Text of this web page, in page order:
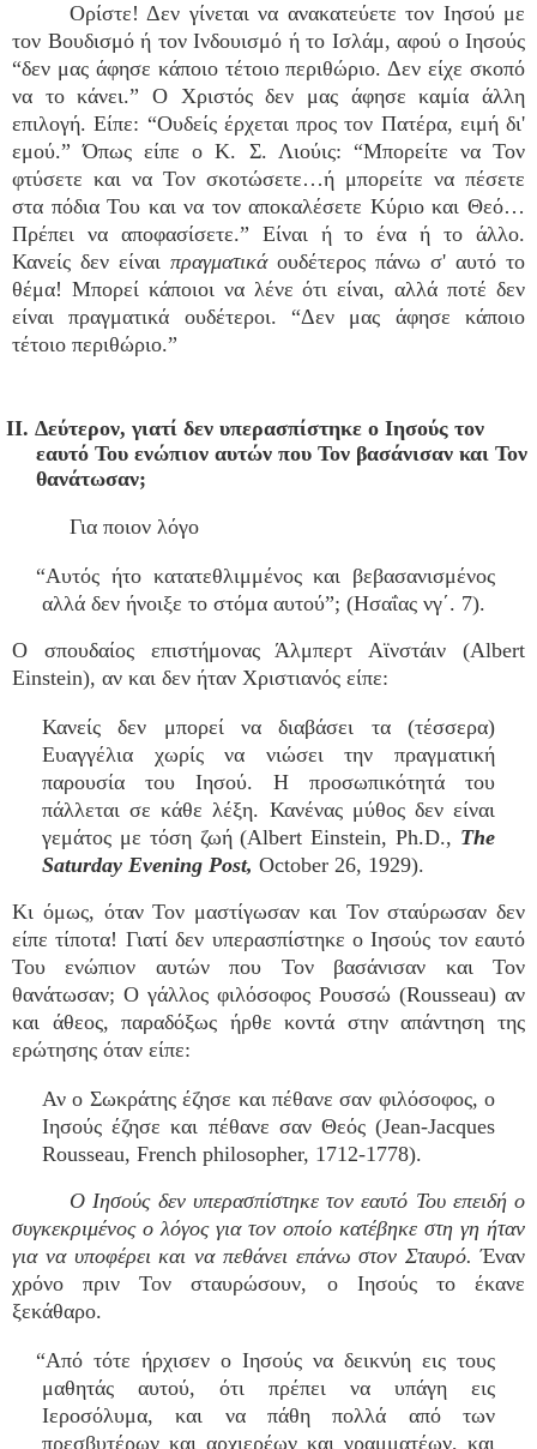
Ορίστε! Δεν γίνεται να ανακατεύετε τον Ιησού με
τον Βουδισμό ή τον Ινδουισμό ή το Ισλάμ, αφού ο Ιησούς
“δεν μας άφησε κάποιο τέτοιο περιθώριο. Δεν είχε σκοπό
να το κάνει.” Ο Χριστός δεν μας άφησε καμία άλλη
επιλογή. Είπε: “Ουδείς έρχεται προς τον Πατέρα, ειμή δι'
εμού.” Όπως είπε ο Κ. Σ. Λιούις: “Μπορείτε να Τον
φτύσετε και να Τον σκοτώσετε…ή μπορείτε να πέσετε
στα πόδια Του και να τον αποκαλέσετε Κύριο και Θεό…
Πρέπει να αποφασίσετε.” Είναι ή το ένα ή το άλλο.
Κανείς δεν είναι πραγματικάουδέτερος πάνω σ' αυτό το
θέμα! Μπορεί κάποιοι να λένε ότι είναι, αλλά ποτέ δεν
είναι πραγματικά ουδέτεροι. “Δεν μας άφησε κάποιο
τέτοιο περιθώριο.”
II. Δεύτερον, γιατί δεν υπερασπίστηκε ο Ιησούς τον
εαυτό Του ενώπιον αυτών που Τον βασάνισαν και Τον
θανάτωσαν;
Για ποιον λόγο
“Αυτός ήτο κατατεθλιμμένος και βεβασανισμένος
αλλά δεν ήνοιξε το στόμα αυτού”; (Ησαΐας νγ΄. 7).
Ο σπουδαίος επιστήμονας Άλμπερτ Αϊνστάιν (Albert
Einstein), αν και δεν ήταν Χριστιανός είπε:
Κανείς δεν μπορεί να διαβάσει τα (τέσσερα)
Ευαγγέλια χωρίς να νιώσει την πραγματική
παρουσία του Ιησού. Η προσωπικότητά του
πάλλεται σε κάθε λέξη. Κανένας μύθος δεν είναι
γεμάτος με τόση ζωή (Albert Einstein, Ph.D., The
Saturday Evening Post, October 26, 1929).
Κι όμως, όταν Τον μαστίγωσαν και Τον σταύρωσαν δεν
είπε τίποτα! Γιατί δεν υπερασπίστηκε ο Ιησούς τον εαυτό
Του ενώπιον αυτών που Τον βασάνισαν και Τον
θανάτωσαν; Ο γάλλος φιλόσοφος Ρουσσώ (Rousseau) αν
και άθεος, παραδόξως ήρθε κοντά στην απάντηση της
ερώτησης όταν είπε:
Αν ο Σωκράτης έζησε και πέθανε σαν φιλόσοφος, ο
Ιησούς έζησε και πέθανε σαν Θεός (Jean-Jacques
Rousseau, French philosopher, 1712-1778).
Ο Ιησούς δεν υπερασπίστηκε τον εαυτό Του επειδή ο
συγκεκριμένος ο λόγος για τον οποίο κατέβηκε στη γη ήταν
για να υποφέρει και να πεθάνει επάνω στον Σταυρό. Έναν
χρόνο πριν Τον σταυρώσουν, ο Ιησούς το έκανε
ξεκάθαρο.
“Από τότε ήρχισεν ο Ιησούς να δεικνύη εις τους
μαθητάς αυτού, ότι πρέπει να υπάγη εις
Ιεροσόλυμα, και να πάθη πολλά από των
πρεσβυτέρων και αρχιερέων και γραμματέων, και